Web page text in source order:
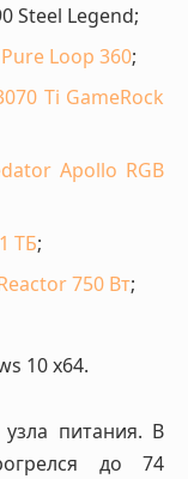
Steel Legend;
Loop 360;
Ti GameRock
Apollo RGB
ТБ;
750 Вт;
10 x64.
питания. В
до 74